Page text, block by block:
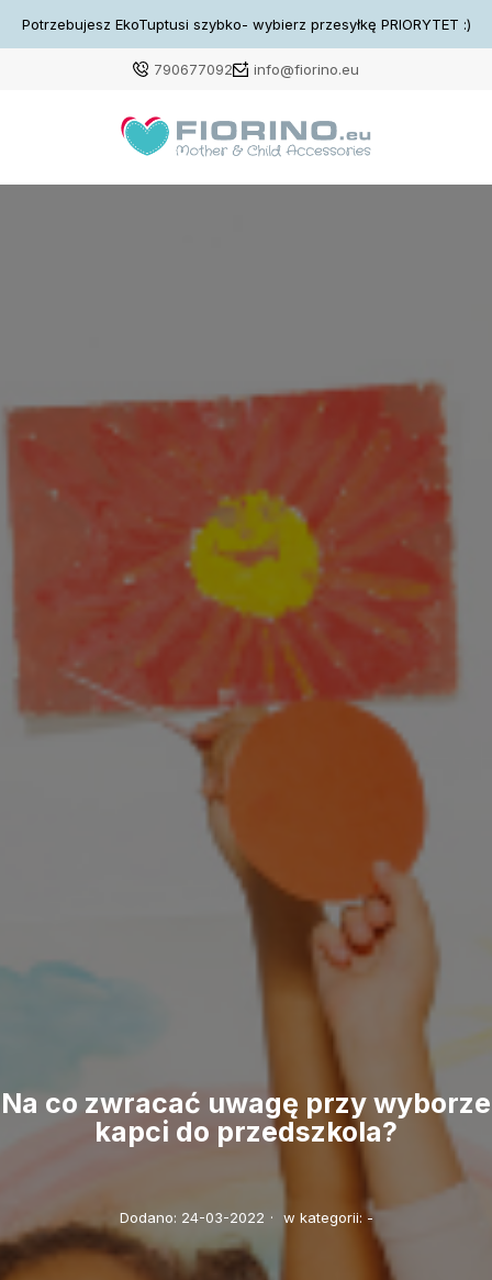
Potrzebujesz EkoTuptusi szybko- wybierz przesyłkę PRIORYTET :)
790677092 info@fiorino.eu
Na co zwracać uwagę przy wyborze
kapci do przedszkola?
Dodano: 24-03-2022 · w kategorii: -